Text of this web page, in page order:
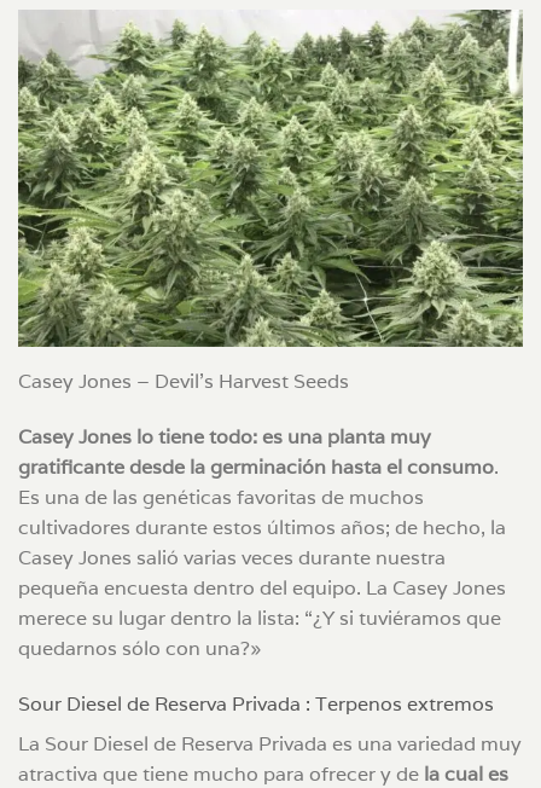
Casey Jones – Devil’s Harvest Seeds
Casey Jones lo tiene todo: es una planta muy
gratificante desde la germinación hasta el consumo.
Es una de las genéticas favoritas de muchos
cultivadores durante estos últimos años; de hecho, la
Casey Jones salió varias veces durante nuestra
pequeña encuesta dentro del equipo. La Casey Jones
merece su lugar dentro la lista: “¿Y si tuviéramos que
quedarnos sólo con una?»
Sour Diesel de Reserva Privada : Terpenos extremos
La Sour Diesel de Reserva Privada es una variedad muy
atractiva que tiene mucho para ofrecer y de la cual es